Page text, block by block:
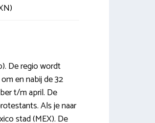
De regio wordt
en nabij de 32
t/m april. De
Als je naar
stad (MEX). De